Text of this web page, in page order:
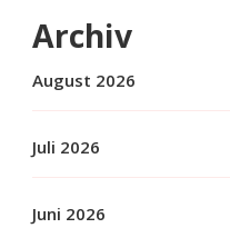
Archiv
August 2026
Juli 2026
Juni 2026